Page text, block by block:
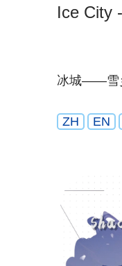
Ice City
冰城——雪
ZH EN